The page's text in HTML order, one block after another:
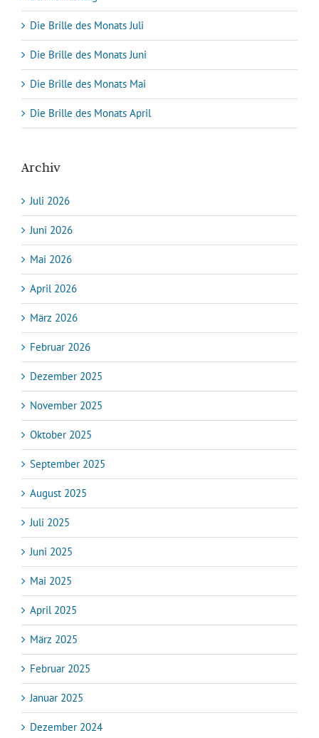
Die Brille des Monats Juli
Die Brille des Monats Juni
Die Brille des Monats Mai
Die Brille des Monats April
Archiv
Juli 2026
Juni 2026
Mai 2026
April 2026
März 2026
Februar 2026
Dezember 2025
November 2025
Oktober 2025
September 2025
August 2025
Juli 2025
Juni 2025
Mai 2025
April 2025
März 2025
Februar 2025
Januar 2025
Dezember 2024